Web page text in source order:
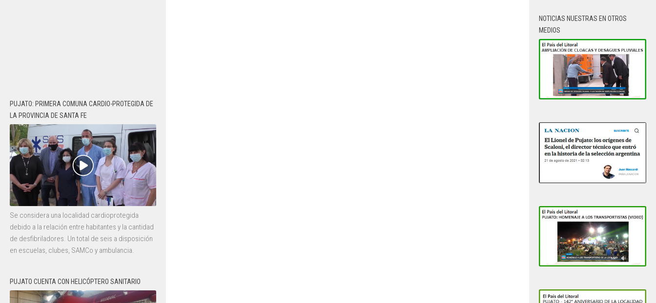
PUJATO: PRIMERA COMUNA CARDIO-PROTEGIDA DE
LA PROVINCIA DE SANTA FE
Se considera una localidad cardioprotegida
debido a la relación entre habitantes y la cantidad
de desfibriladores. Un total de seis a disposición
en escuelas, clubes, SAMCo y ambulancia.
PUJATO CUENTA CON HELICÓPTERO SANITARIO
NOTICIAS NUESTRAS EN OTROS
MEDIOS